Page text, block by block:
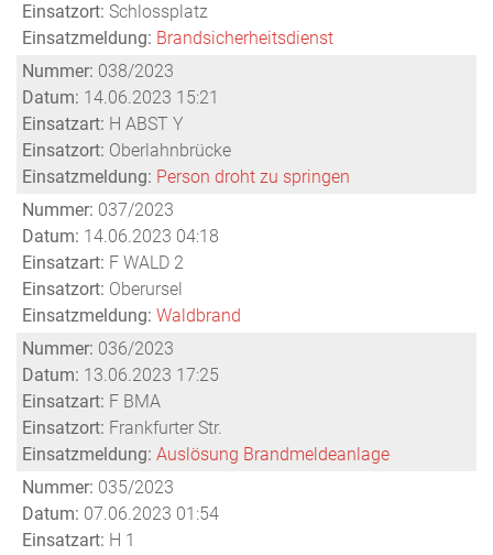
Einsatzort: Schlossplatz
Einsatzmeldung: Brandsicherheitsdienst
Nummer: 038/2023
Datum: 14.06.2023 15:21
Einsatzart: H ABST Y
Einsatzort: Oberlahnbrücke
Einsatzmeldung: Person droht zu springen
Nummer: 037/2023
Datum: 14.06.2023 04:18
Einsatzart: F WALD 2
Einsatzort: Oberursel
Einsatzmeldung: Waldbrand
Nummer: 036/2023
Datum: 13.06.2023 17:25
Einsatzart: F BMA
Einsatzort: Frankfurter Str.
Einsatzmeldung: Auslösung Brandmeldeanlage
Nummer: 035/2023
Datum: 07.06.2023 01:54
Einsatzart: H 1